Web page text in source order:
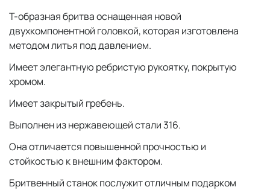
Т-образная бритва оснащенная новой
двухкомпонентной головкой, которая изготовлена
методом литья под давлением.
Имеет элегантную ребристую рукоятку, покрытую
хромом.
Имеет закрытый гребень.
Выполнен из нержавеющей стали 316.
Она отличается повышенной прочностью и
стойкостью к внешним фактором.
Бритвенный станок послужит отличным подарком